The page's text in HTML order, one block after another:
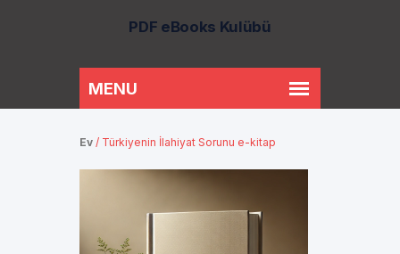
PDF eBooks Kulübü
Ev / Türkiyenin İlahiyat Sorunu e-kitap